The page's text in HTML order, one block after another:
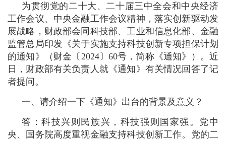
为贯彻党的二十大、二十届三中全会和中央经济
工作会议、中央金融工作会议精神，落实创新驱动发
展战略，财政部会同科技部、工业和信息化部、金融
监管总局印发《关于实施支持科技创新专项担保计划
的通知》（财金〔2024〕60号，简称《通知》）。近
日，财政部有关负责人就《通知》有关情况回答了记
者提问。
一、请介绍一下《通知》出台的背景及意义？
答：科技兴则民族兴，科技强则国家强。党中
央、国务院高度重视金融支持科技创新工作。党的二